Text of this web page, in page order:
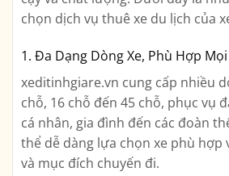
chọn dịch vụ thuê xe du lịch của
1. Đa Dạng Dòng Xe, Phù Hợp
xeditinhgiare.vn cung cấp nhiều
chỗ, 16 chỗ đến 45 chỗ, phục vụ
cá nhân, gia đình đến các đoàn
thể dễ dàng lựa chọn xe phù hợp
và mục đích chuyến đi.